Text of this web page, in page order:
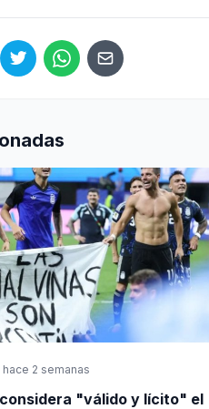
hace 2 semanas
"válido y lícito" el